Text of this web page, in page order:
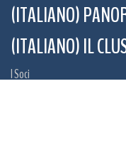
(ITALIANO)
(ITALIANO) IL
I Soci